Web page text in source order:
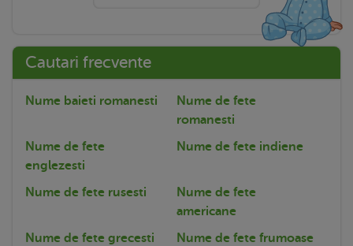
Cautari frecvente
Nume baieti romanesti
Nume de fete
romanesti
Nume de fete
englezesti
Nume de fete indiene
Nume de fete rusesti
Nume de fete
americane
Nume de fete grecesti
Nume de fete frumoase